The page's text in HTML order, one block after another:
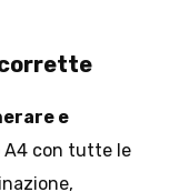
e
con tutte le